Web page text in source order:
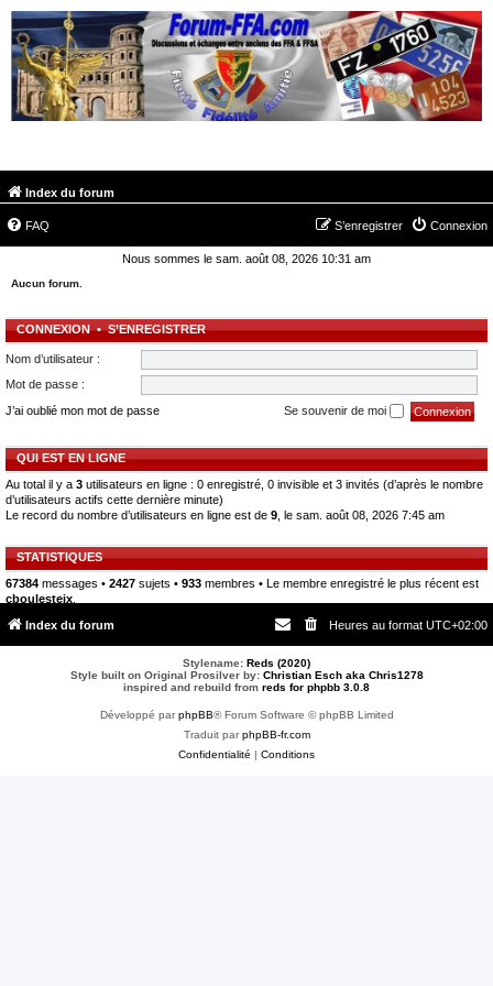
Index du forum
FAQ Connexion
S’enregistrer
Nous sommes le sam. août 08, 2026 10:31 am
Aucun forum.
CONNEXION•S’ENREGISTRER
Nom d’utilisateur :
Mot de passe :
J’ai oublié mon mot de passe
Se souvenir de moi
QUI EST EN LIGNE
Au total il y a 3 utilisateurs en ligne : 0 enregistré, 0 invisible et 3 invités (d’après le nombre
d’utilisateurs actifs cette dernière minute)
Le record du nombre d’utilisateurs en ligne est de 9 , le sam. août 08, 2026 7:45 am
STATISTIQUES
67384 messages • 2427 sujets • 933 membres • Le membre enregistré le plus récent est
cboulesteix
Index du forum
Heures au format UTC+02:00
Stylename: Reds (2020)
Style built on Original Prosilver by: Christian Esch aka Chris1278
inspired and rebuild from reds for phpbb 3.0.8
Développé parphpBB® Forum Software © phpBB Limited
Traduit parphpBB-fr.com
Confidentialité | Conditions